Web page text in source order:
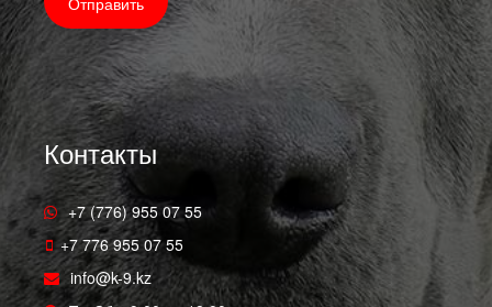
Контакты
+7 (776) 955 07 55
+7 776 955 07 55
info@k-9.kz